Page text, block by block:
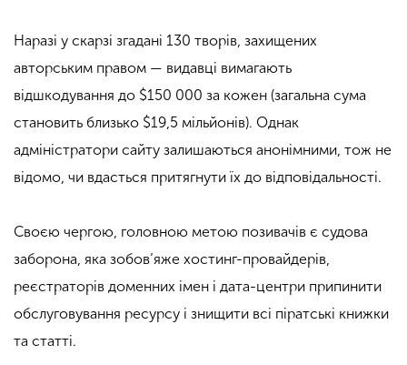
Наразі у скарзі згадані 130 творів, захищених
авторським правом — видавці вимагають
відшкодування до $150 000 за кожен (загальна сума
становить близько $19,5 мільйонів). Однак
адміністратори сайту залишаються анонімними, тож не
відомо, чи вдасться притягнути їх до відповідальності.
Своєю чергою, головною метою позивачів є судова
заборона, яка зобов’яже хостинг-провайдерів,
реєстраторів доменних імен і дата-центри припинити
обслуговування ресурсу і знищити всі піратські книжки
та статті.